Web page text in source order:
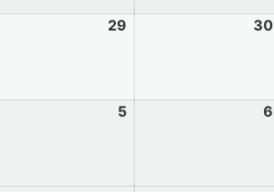
29 30
5 6